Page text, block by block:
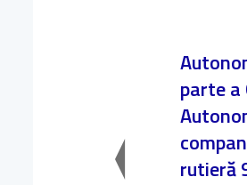
parte a
rutieră